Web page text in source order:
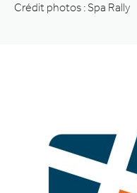
Crédit photos : Spa Rally